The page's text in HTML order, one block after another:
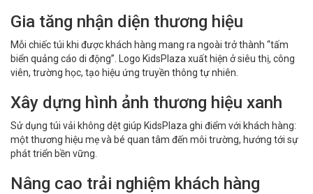
Gia tăng nhận diện thương hiệu
Mỗi chiếc túi khi được khách hàng mang ra ngoài trở thành “tấm
biển quảng cáo di động”. Logo KidsPlaza xuất hiện ở siêu thị, công
viên, trường học, tạo hiệu ứng truyền thông tự nhiên.
Xây dựng hình ảnh thương hiệu xanh
Sử dụng túi vải không dệt giúp KidsPlaza ghi điểm với khách hàng:
một thương hiệu mẹ và bé quan tâm đến môi trường, hướng tới sự
phát triển bền vững.
Nâng cao trải nghiệm khách hàng